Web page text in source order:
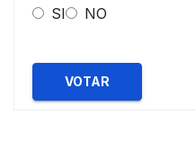
SI NO
VOTAR